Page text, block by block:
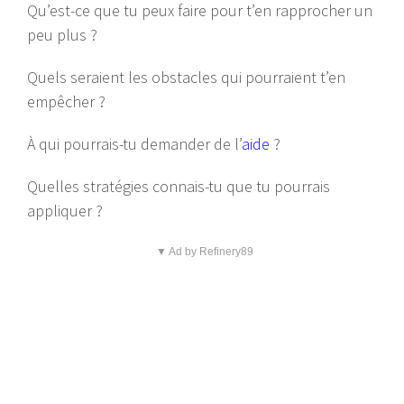
Qu’est-ce que tu peux faire pour t’en rapprocher un
peu plus ?
Quels seraient les obstacles qui pourraient t’en
empêcher ?
À qui pourrais-tu demander de l’aide ?
Quelles stratégies connais-tu que tu pourrais
appliquer ?
▼ Ad by Refinery89